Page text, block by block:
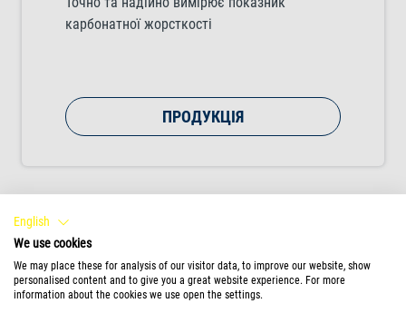
карбонатної жорсткості
ПРОДУКЦІЯ
Компанія
English
We use cookies
We may place these for analysis of our visitor data, to improve our website, show
personalised content and to give you a great website experience. For more
information about the cookies we use open the settings.